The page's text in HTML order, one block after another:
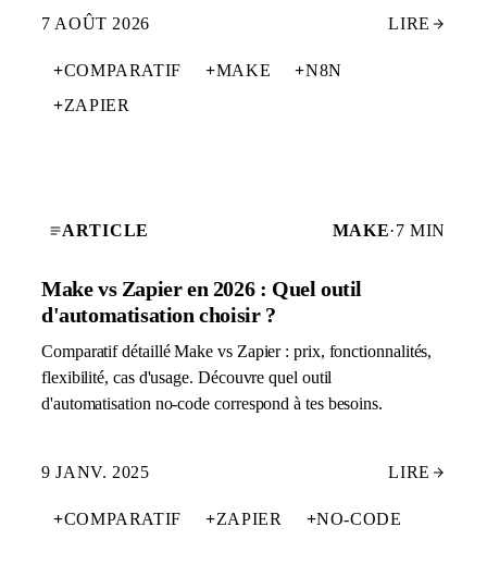
7 AOÛT 2026 LIRE
+COMPARATIF +MAKE +N8N
+ZAPIER
ARTICLE MAKE·7 MIN
Make vs Zapier en 2026 : Quel outil
d'automatisation choisir ?
Comparatif détaillé Make vs Zapier : prix, fonctionnalités,
flexibilité, cas d'usage. Découvre quel outil
d'automatisation no-code correspond à tes besoins.
9 JANV. 2025 LIRE
+COMPARATIF +ZAPIER +NO-CODE